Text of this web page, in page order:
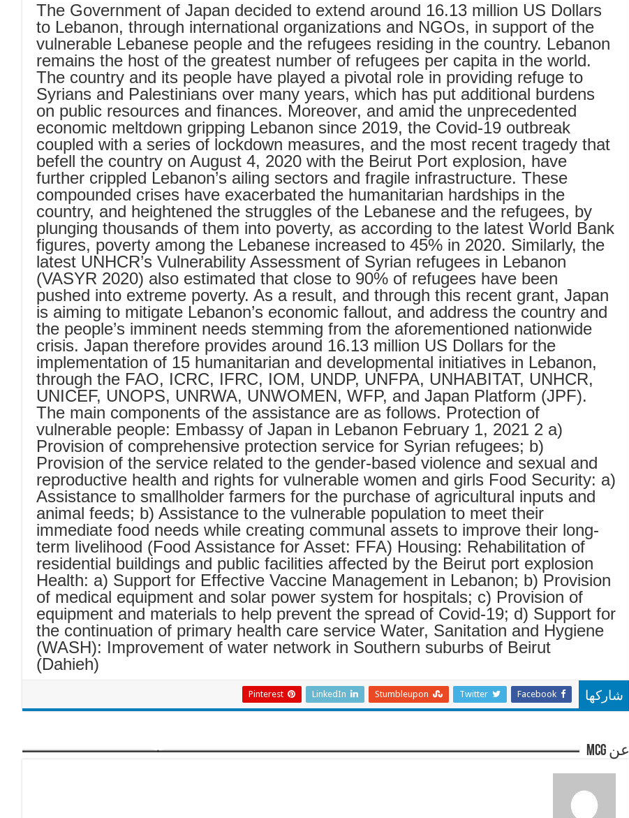
The Government of Japan decided to extend around 16.13 million US Dollars
to Lebanon, through international organizations and NGOs, in support of the
vulnerable Lebanese people and the refugees residing in the country. Lebanon
remains the host of the greatest number of refugees per capita in the world.
The country and its people have played a pivotal role in providing refuge to
Syrians and Palestinians over many years, which has put additional burdens
on public resources and finances. Moreover, and amid the unprecedented
economic meltdown gripping Lebanon since 2019, the Covid-19 outbreak
coupled with a series of lockdown measures, and the most recent tragedy that
befell the country on August 4, 2020 with the Beirut Port explosion, have
further crippled Lebanon’s ailing sectors and fragile infrastructure. These
compounded crises have exacerbated the humanitarian hardships in the
country, and heightened the struggles of the Lebanese and the refugees, by
plunging thousands of them into poverty, as according to the latest World Bank
figures, poverty among the Lebanese increased to 45% in 2020. Similarly, the
latest UNHCR’s Vulnerability Assessment of Syrian refugees in Lebanon
(VASYR 2020) also estimated that close to 90% of refugees have been
pushed into extreme poverty. As a result, and through this recent grant, Japan
is aiming to mitigate Lebanon’s economic fallout, and address the country and
the people’s imminent needs stemming from the aforementioned nationwide
crisis. Japan therefore provides around 16.13 million US Dollars for the
implementation of 15 humanitarian and developmental initiatives in Lebanon,
through the FAO, ICRC, IFRC, IOM, UNDP, UNFPA, UNHABITAT, UNHCR,
UNICEF, UNOPS, UNRWA, UNWOMEN, WFP, and Japan Platform (JPF).
The main components of the assistance are as follows. Protection of
vulnerable people: Embassy of Japan in Lebanon February 1, 2021 2 a)
Provision of comprehensive protection service for Syrian refugees; b)
Provision of the service related to the gender-based violence and sexual and
reproductive health and rights for vulnerable women and girls Food Security: a)
Assistance to smallholder farmers for the purchase of agricultural inputs and
animal feeds; b) Assistance to the vulnerable population to meet their
immediate food needs while creating communal assets to improve their long-
term livelihood (Food Assistance for Asset: FFA) Housing: Rehabilitation of
residential buildings and public facilities affected by the Beirut port explosion
Health: a) Support for Effective Vaccine Management in Lebanon; b) Provision
of medical equipment and solar power system for hospitals; c) Provision of
equipment and materials to help prevent the spread of Covid-19; d) Support for
the continuation of primary health care service Water, Sanitation and Hygiene
(WASH): Improvement of water network in Southern suburbs of Beirut
(Dahieh)
شاركها Facebook
Twitter
Stumbleupon
LinkedIn
Pinterest
عن mcg